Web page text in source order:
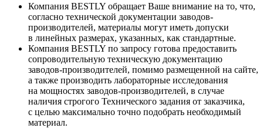
Компания BESTLY обращает Ваше внимание на то, что,
согласно технической документации заводов-
производителей, материалы могут иметь допуски
в линейных размерах, указанных, как стандартные.
Компания BESTLY по запросу готова предоставить
сопроводительную техническую документацию
заводов-производителей, помимо размещенной на сайте,
а также производить лабораторные исследования
на мощностях заводов-производителей, в случае
наличия строгого Технического задания от заказчика,
с целью максимально точно подобрать необходимый
материал.